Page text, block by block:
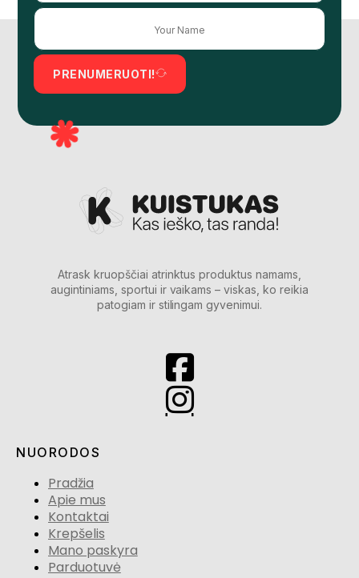
PRENUMERUOTI!
Atrask kruopščiai atrinktus produktus namams,
augintiniams, sportui ir vaikams – viskas, ko reikia
patogiam ir stilingam gyvenimui.
NUORODOS
Pradžia
Apie mus
Kontaktai
Krepšelis
Mano paskyra
Parduotuvė